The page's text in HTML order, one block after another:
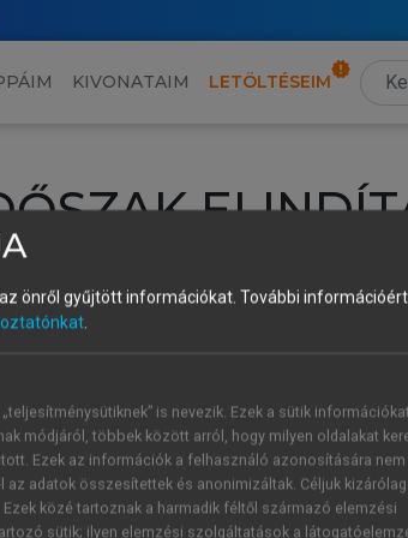
KIVONATAIM LETÖLTÉSEIM
a saját fiókoddal, iskolai azonosítóddal vagy
1 óra díjmentes hozzáférésrevagy
vagy hozz
után a
ÚJ FIÓK
1 óra
önről gyűjtött információkat. További
.
is nevezik. Ezek a sütik
módjáról, többek között arról, hogy milyen oldalakat
Ezek az információk a felhasználó azonosítására nem
az adatok összesítettek és anonimizáltak. Céljuk
közé tartoznak a harmadik féltől származó elemzési
sütik; ilyen elemzési szolgáltatások a